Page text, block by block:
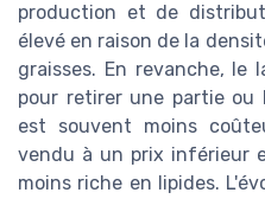
production et de
élevé en raison de la
graisses. En revanche,
pour retirer une partie ou
est souvent moins
vendu à un prix inférieur
moins riche en lipides.